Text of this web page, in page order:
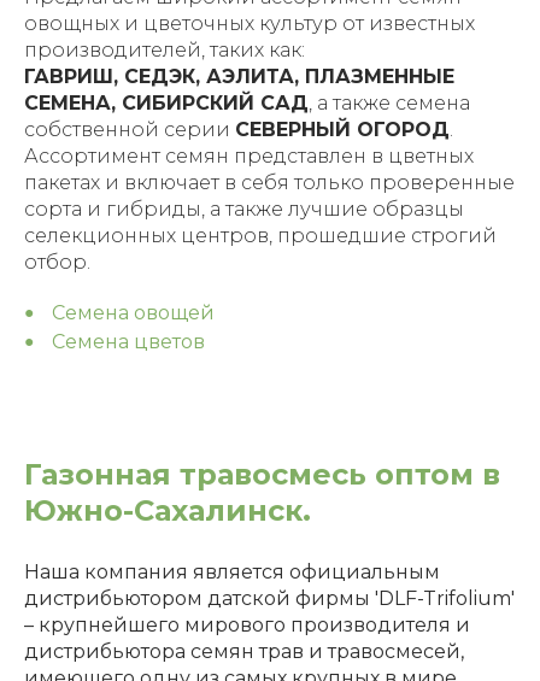
овощных и цветочных культур от известных
производителей, таких как:
ГАВРИШ, СЕДЭК, АЭЛИТА, ПЛАЗМЕННЫЕ
СЕМЕНА, СИБИРСКИЙ САД , а также семена
собственной серии СЕВЕРНЫЙ ОГОРОД
Ассортимент семян представлен в цветных
пакетах и включает в себя только проверенные
сорта и гибриды, а также лучшие образцы
селекционных центров, прошедшие строгий
отбор.
Семена овощей
Семена цветов
Газонная травосмесь оптом в
Южно-Сахалинск.
Наша компания является официальным
дистрибьютором датской фирмы 'DLF-Trifolium'
– крупнейшего мирового производителя и
дистрибьютора семян трав и травосмесей,